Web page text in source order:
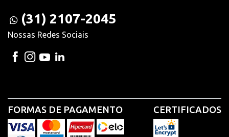
(31) 2107-2045
Nossas Redes Sociais
FORMAS DE PAGAMENTO CERTIFICADOS